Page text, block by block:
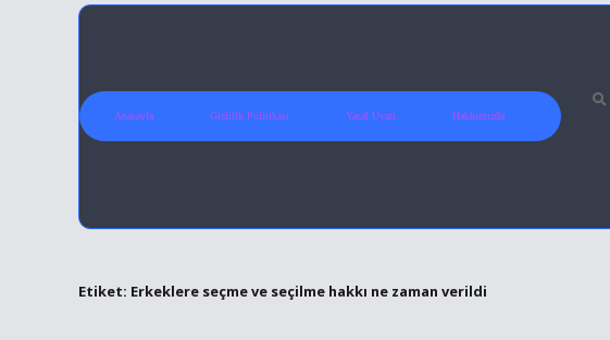
Anasayfa Gizlilik Politikası Yasal Uyarı Hakkımızda
Etiket: Erkeklere seçme ve seçilme hakkı ne zaman verildi